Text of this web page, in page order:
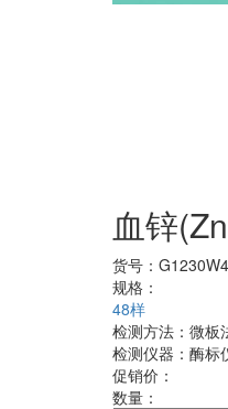
血锌
货号：
规格：
48样
检测方法： 微板
检测仪器： 酶标
促销价：
数量：